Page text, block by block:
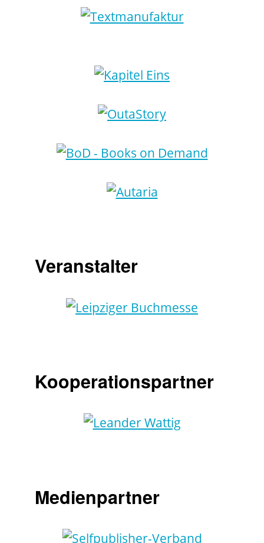
Veranstalter
Kooperationspartner
Medienpartner